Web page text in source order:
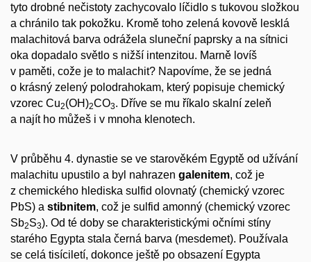
tyto drobné nečistoty zachycovalo líčidlo s tukovou složkou
a chránilo tak pokožku. Kromě toho zelená kovově lesklá
malachitová barva odrážela sluneční paprsky a na sítnici
oka dopadalo světlo s nižší intenzitou. Marně lovíš
v paměti, cože je to malachit? Napovíme, že se jedná
o krásný zelený polodrahokam, který popisuje chemický
vzorec Cu2(OH)2CO3. Dříve se mu říkalo skalní zeleň
a najít ho můžeš i v mnoha klenotech.
V průběhu 4. dynastie se ve starověkém Egyptě od užívání
malachitu upustilo a byl nahrazen galenitem, což je
z chemického hlediska sulfid olovnatý (chemický vzorec
PbS) a stibnitem, což je sulfid amonný (chemický vzorec
Sb2S3). Od té doby se charakteristickými očními stíny
starého Egypta stala černá barva (mesdemet). Používala
se celá tisíciletí, dokonce ještě po obsazení Egypta